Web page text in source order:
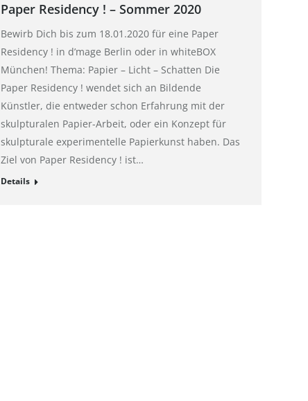
Paper Residency ! – Sommer 2020
Bewirb Dich bis zum 18.01.2020 für eine Paper
Residency ! in d’mage Berlin oder in whiteBOX
München! Thema: Papier – Licht – Schatten Die
Paper Residency ! wendet sich an Bildende
Künstler, die entweder schon Erfahrung mit der
skulpturalen Papier-Arbeit, oder ein Konzept für
skulpturale experimentelle Papierkunst haben. Das
Ziel von Paper Residency ! ist…
Details